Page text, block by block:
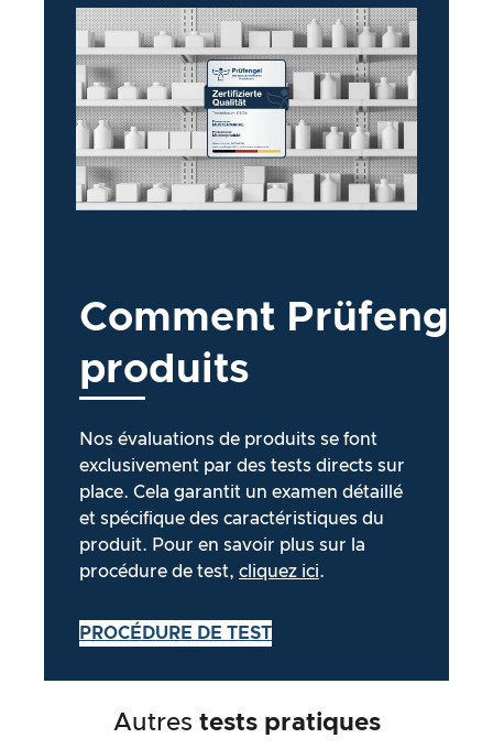
Comment Prüfengel
produits
Nos évaluations de produits se font
exclusivement par des tests directs sur
place. Cela garantit un examen détaillé
et spécifique des caractéristiques du
produit. Pour en savoir plus sur la
procédure de test, cliquez ici.
PROCÉDURE DE TEST
Autres tests pratiques